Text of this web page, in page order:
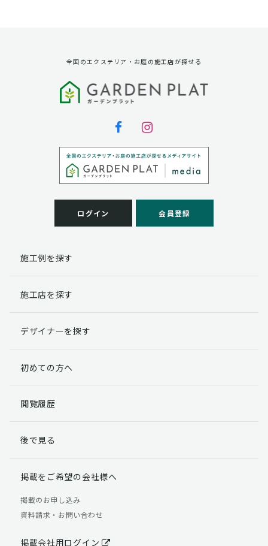
第三者への提供
弊社は法律で定められている場合を除いて、お客様の個
個人情報の取扱い業務の委託
弊社は事業運営上、お客様により良いサービスを提供す
るために業務の一部を外部に委託しており、業務委託先
客様には、貴殿の個人情報の利用目的の通知、開示、訂
理・機密保持などによりお客様の個人情報の漏洩防止に
個人情報提出の任意性
す。
らかじめご了承ください。
個人情報の開示請求について
る権利があります。
「個人情報の取り扱いについて」
【お問合せ先】 個人情報問合せ窓口
TEL：03-5411-7891（平日9:00 ～ 18:00）
全国のエクステリア・お庭の施工店が探せる
ログイン 会員登録
施工例を探す
施工店を探す
デザイナーを探す
初めての方へ
閲覧履歴
後で見る
掲載をご希望の会社様へ
掲載のお申し込み
資料請求・お問い合わせ
掲載会社用ログイン